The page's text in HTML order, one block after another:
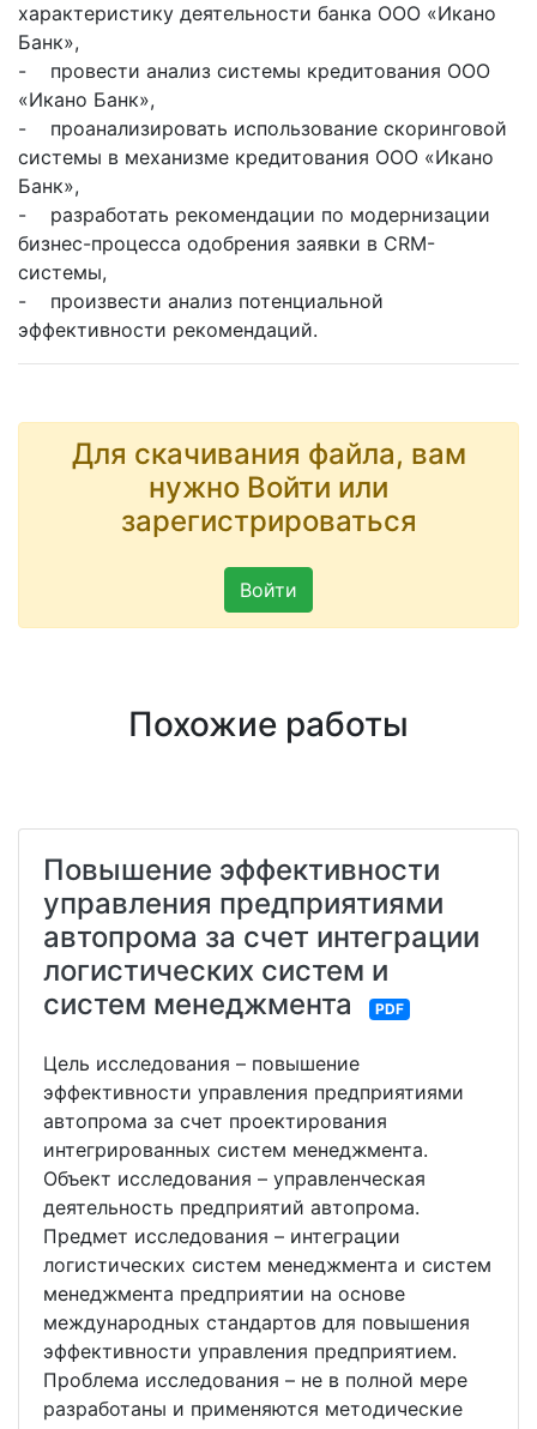
характеристику деятельности банка ООО «Икано
Банк»,
- провести анализ системы кредитования ООО
«Икано Банк»,
- проанализировать использование скоринговой
системы в механизме кредитования ООО «Икано
Банк»,
- разработать рекомендации по модернизации
бизнес-процесса одобрения заявки в CRM-
системы,
- произвести анализ потенциальной
эффективности рекомендаций.
Для скачивания файла, вам
нужно Войти или
зарегистрироваться
Войти
Похожие работы
Повышение эффективности
управления предприятиями
автопрома за счет интеграции
логистических систем и
систем менеджмента
PDF
Цель исследования – повышение
эффективности управления предприятиями
автопрома за счет проектирования
интегрированных систем менеджмента.
Объект исследования – управленческая
деятельность предприятий автопрома.
Предмет исследования – интеграции
логистических систем менеджмента и систем
менеджмента предприятии на основе
международных стандартов для повышения
эффективности управления предприятием.
Проблема исследования – не в полной мере
разработаны и применяются методические